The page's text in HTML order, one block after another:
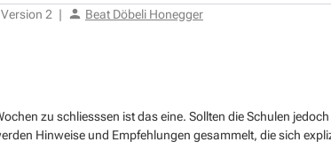
Version 2 | Beat Döbeli Honegger
zu schliesssen ist das eine. Sollten die Schulen
Hinweise und Empfehlungen gesammelt, die sich